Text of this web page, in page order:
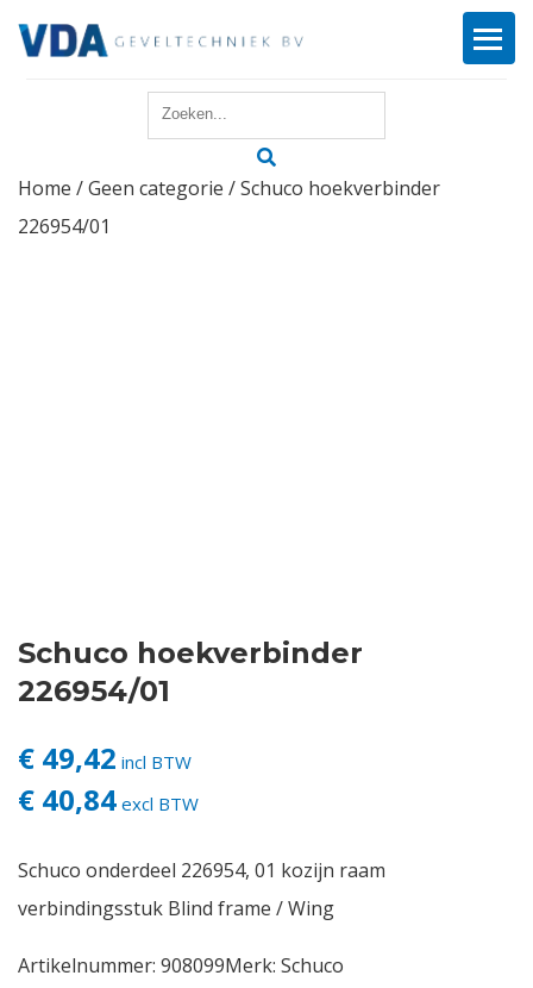
Reparatie
Login
Home /Geen categorie / Schuco hoekverbinder
226954/01
Schuco hoekverbinder
226954/01
€ 49,42 incl BTW
€ 40,84 excl BTW
Schuco onderdeel 226954, 01 kozijn raam
verbindingsstuk Blind frame / Wing
Artikelnummer: 908099Merk: Schuco